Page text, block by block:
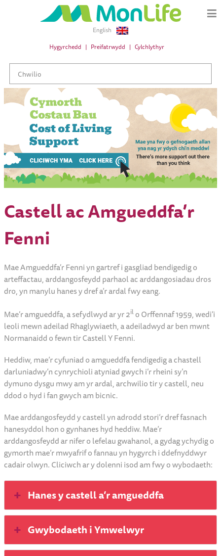
English
Hygyrchedd
Preifatrwydd Cylchlythyr
Castell ac Amgueddfa’r
Fenni
Mae Amgueddfa’r Fenni yn gartref i gasgliad bendigedig o
arteffactau, arddangosfeydd parhaol ac arddangosiadau dros
dro, yn manylu hanes y dref a’r ardal fwy eang.
Mae’r amgueddfa, a sefydlwyd ar yr 2ilo Orffennaf 1959, wedi’i
leoli mewn adeilad Rhaglywiaeth, a adeiladwyd ar ben mwnt
Normanaidd o fewn tir Castell Y Fenni.
Heddiw, mae’r cyfuniad o amgueddfa fendigedig a chastell
darluniadwy’n cynrychioli atyniad gwych i’r rheini sy’n
dymuno dysgu mwy am yr ardal, archwilio tir y castell, neu
ddod o hyd i fan gwych am bicnic.
Mae arddangosfeydd y castell yn adrodd stori’r dref fasnach
hanesyddol hon o gynhanes hyd heddiw. Mae’r
arddangosfeydd ar nifer o lefelau gwahanol, a gydag ychydig o
gymorth mae’r mwyafrif o fannau yn hygyrch i ddefnyddwyr
cadair olwyn. Cliciwch ar y dolenni isod am fwy o wybodaeth:
Hanes y castell a’r amgueddfa
Gwybodaeth i Ymwelwyr